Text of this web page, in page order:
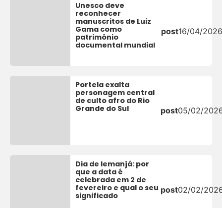
Unesco deve
reconhecer
manuscritos de Luiz
Gama como
patrimônio
documental mundial
post16/04/
Portela exalta
personagem central
de culto afro do Rio
Grande do Sul
post05/02/
Dia de Iemanjá: por
que a data é
celebrada em 2 de
fevereiro e qual o seu
significado
post02/02/